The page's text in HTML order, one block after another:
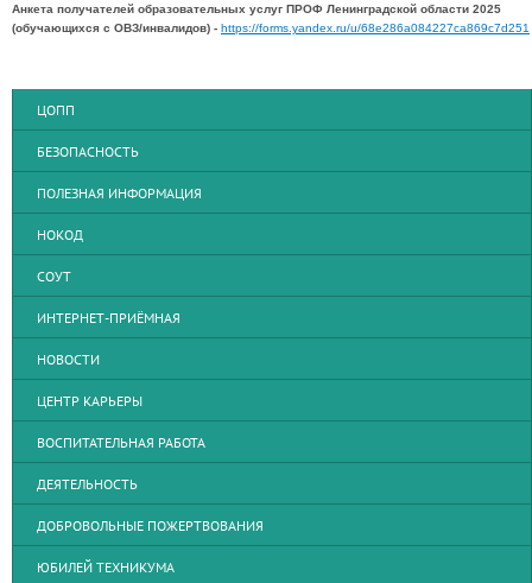
Анкета получателей образовательных услуг ПРОФ Ленинградской области 2025
(обучающихся с ОВЗ/инвалидов) - https://forms.yandex.ru/u/68e286a084227ca869c7d251
ЦОПП
БЕЗОПАСНОСТЬ
ПОЛЕЗНАЯ ИНФОРМАЦИЯ
НОКОД
СОУТ
ИНТЕРНЕТ-ПРИЁМНАЯ
НОВОСТИ
ЦЕНТР КАРЬЕРЫ
ВОСПИТАТЕЛЬНАЯ РАБОТА
ДЕЯТЕЛЬНОСТЬ
ДОБРОВОЛЬНЫЕ ПОЖЕРТВОВАНИЯ
ЮБИЛЕЙ ТЕХНИКУМА